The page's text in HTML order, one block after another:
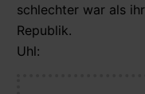
schlechter war als
Republik.
Uhl: